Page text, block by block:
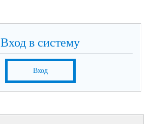
Вход в систему
Вход